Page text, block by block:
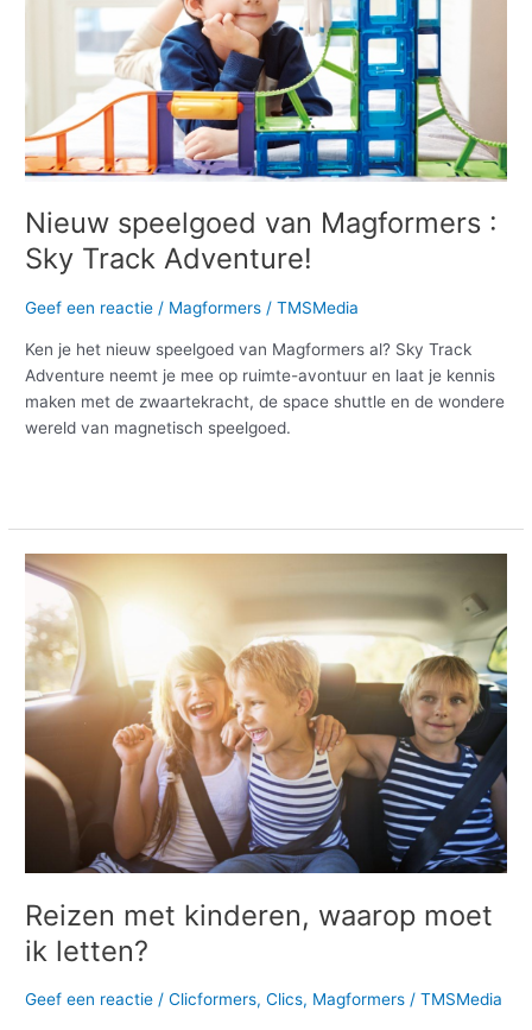
Nieuw speelgoed van Magformers :
Sky Track Adventure!
Geef een reactie / Magformers /TMSMedia
Ken je het nieuw speelgoed van Magformers al? Sky Track
Adventure neemt je mee op ruimte-avontuur en laat je kennis
maken met de zwaartekracht, de space shuttle en de wondere
wereld van magnetisch speelgoed.
Adventure!
Reizen met kinderen, waarop moet
ik letten?
Geef een reactie /Clicformers,Clics, Magformers /TMSMedia
Reizen
kinderen,
waarop
moet
ik
letten?